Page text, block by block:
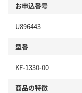
お申込番号
U896443
型番
KF-1330-00
商品の特徴